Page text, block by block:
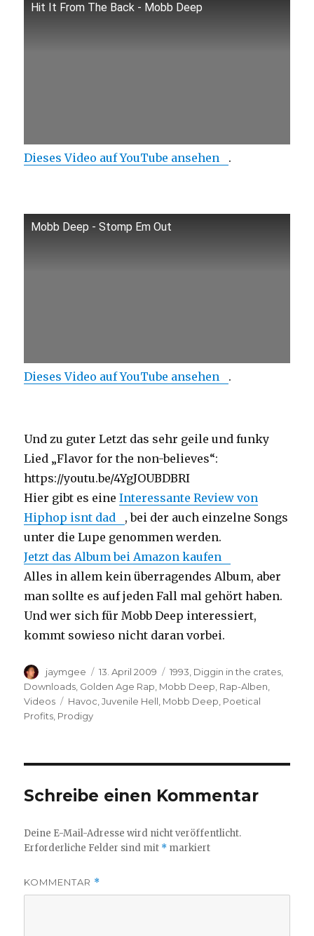
Hit It From The Back - Mobb Deep
Dieses Video auf YouTube ansehen .
Mobb Deep - Stomp Em Out
Dieses Video auf YouTube ansehen .
Und zu guter Letzt das sehr geile und funky
Lied „Flavor for the non-believes“:
https://youtu.be/4YgJOUBDBRI
Hier gibt es eineInteressante Review von
Hiphop isnt dad
, bei der auch einzelne Songs
unter die Lupe genommen werden.
Jetzt das Album bei Amazon kaufen
Alles in allem kein überragendes Album, aber
man sollte es auf jeden Fall mal gehört haben.
Und wer sich für Mobb Deep interessiert,
kommt sowieso nicht daran vorbei.
Autor
jaymgee
Veröffentlicht
am
13. April 2009 Kategorien
1993 Diggin in the crates
Downloads Golden Age Rap Mobb Deep Rap-Alben
Videos
Schlagwörter
Havoc ,Juvenile Hell Mobb Deep Poetical
Profits Prodigy
Schreibe einen Kommentar
Deine E-Mail-Adresse wird nicht veröffentlicht.
Erforderliche Felder sind mit * markiert
KOMMENTAR *